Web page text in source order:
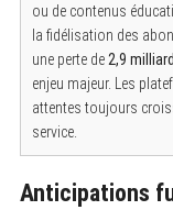
ou de contenus
la fidélisation des
une perte de 2,9
enjeu majeur. Les
attentes toujours
service.
Anticipations